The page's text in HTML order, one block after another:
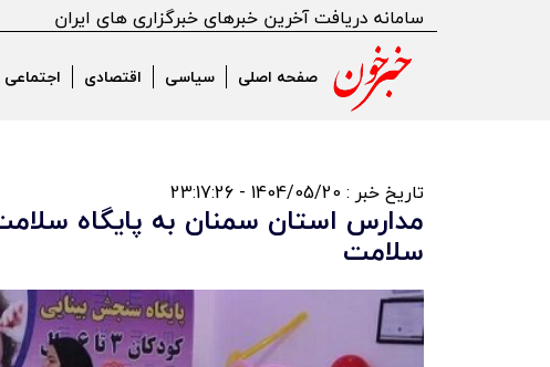
سامانه دریافت آخرین خبرهای خبرگزاری های ایران
صفحه اصلی سیاسی اقتصادی اجتماعی
تاریخ خبر : 1404/05/20 - 23:17:26
مدارس استان سمنان به پایگاه
سلامت